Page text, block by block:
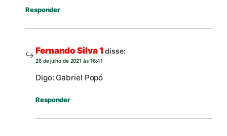
Responder
Fernando Silva 1 disse:
26 de julho de 2021 às 16:41
Digo: Gabriel Popó
Responder